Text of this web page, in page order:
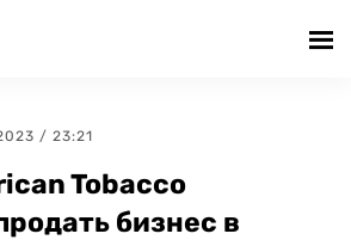
/ 23:21
Tobacco
бизнес в